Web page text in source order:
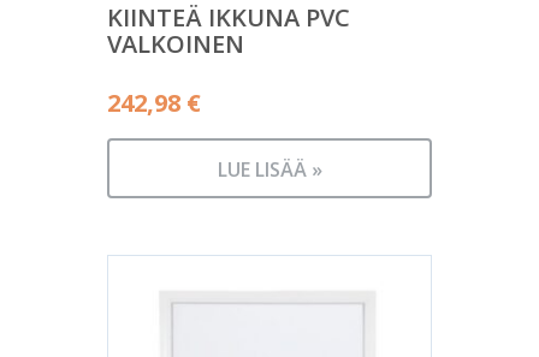
KIINTEÄ IKKUNA PVC
VALKOINEN
242,98 €
LUE LISÄÄ »